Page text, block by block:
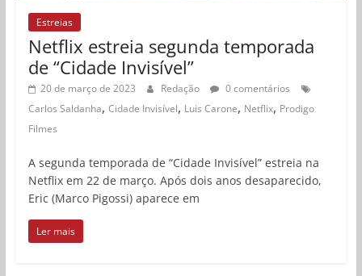
Estreias
Netflix estreia segunda temporada
de “Cidade Invisível”
20 de março de 2023 Redação
0 comentários
Carlos Saldanha, Cidade Invisível, Luis Carone, Netflix, Prodigo
Filmes
A segunda temporada de “Cidade Invisível” estreia na
Netflix em 22 de março. Após dois anos desaparecido,
Eric (Marco Pigossi) aparece em
Ler mais